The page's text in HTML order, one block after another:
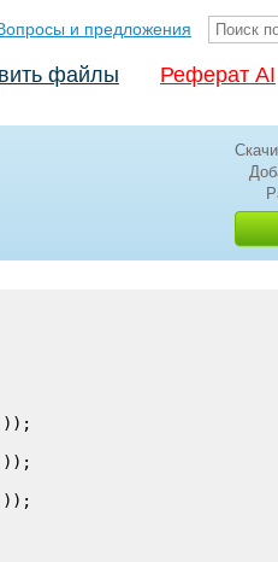
и предложения
файлы Реферат AI